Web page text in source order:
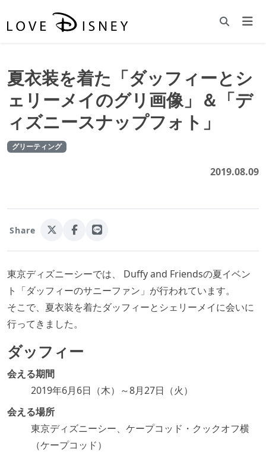
夏衣装を着た「ダッフィーとシ
ェリーメイのグリ画像」＆「デ
ィズニースナップフォト」
グリーティング
2019.08.09
Share
東京ディズニーシーでは、 Duffy and Friendsの夏イベン
ト「ダッフィーのサニーファン」が行われています。
そこで、夏衣装を着たダッフィーとシェリーメイに会いに
行ってきました。
ダッフィー
会える期間
2019年6月6日（木）～8月27日（火）
会える場所
東京ディズニーシー、ケープコッド・クックオフ横
（ケープコッド）